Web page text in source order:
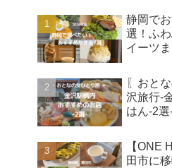
静岡で
選！ふ
イーツ
〖おと
沢旅行-
はん-2選
【ONE
田市に